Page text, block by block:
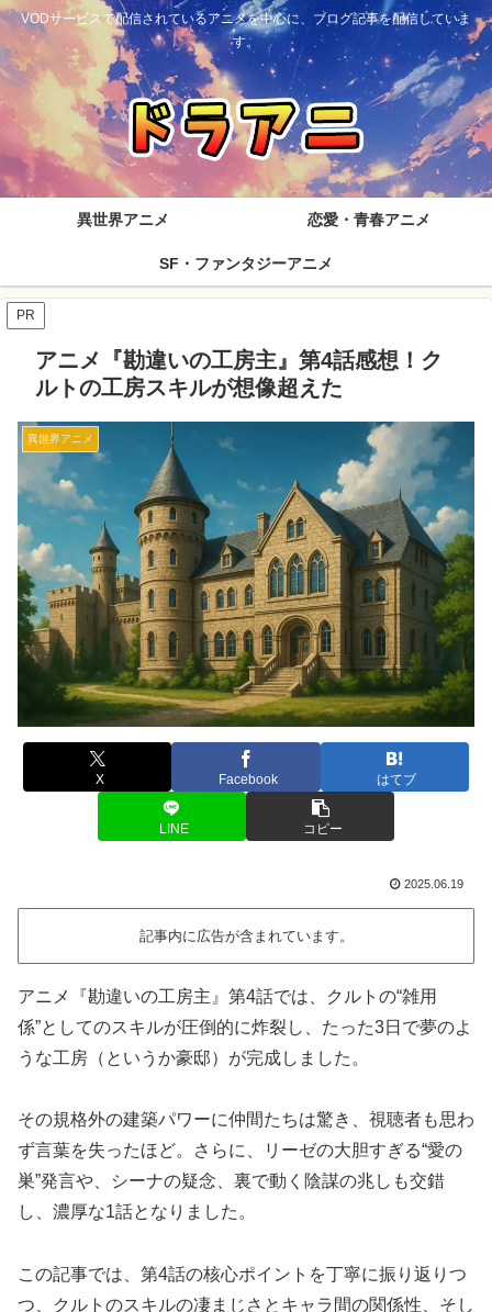
VODサービスで配信されているアニメを中心に、ブログ記事を配信していま
す。
異世界アニメ 恋愛・青春アニメ
SF・ファンタジーアニメ
PR
アニメ『勘違いの工房主』第4話感想！ク
ルトの工房スキルが想像超えた
異世界アニメ
X Facebook はてブ
LINE コピー
2025.06.19
記事内に広告が含まれています。
アニメ『勘違いの工房主』第4話では、クルトの“雑用
係”としてのスキルが圧倒的に炸裂し、たった3日で夢のよ
うな工房（というか豪邸）が完成しました。
その規格外の建築パワーに仲間たちは驚き、視聴者も思わ
ず言葉を失ったほど。さらに、リーゼの大胆すぎる“愛の
巣”発言や、シーナの疑念、裏で動く陰謀の兆しも交錯
し、濃厚な1話となりました。
この記事では、第4話の核心ポイントを丁寧に振り返りつ
つ、クルトのスキルの凄まじさとキャラ間の関係性、そし